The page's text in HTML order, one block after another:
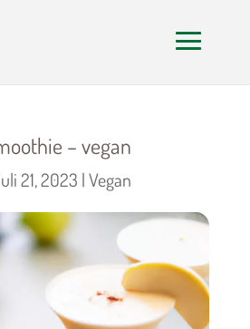
– vegan
21, 2023 |Vegan